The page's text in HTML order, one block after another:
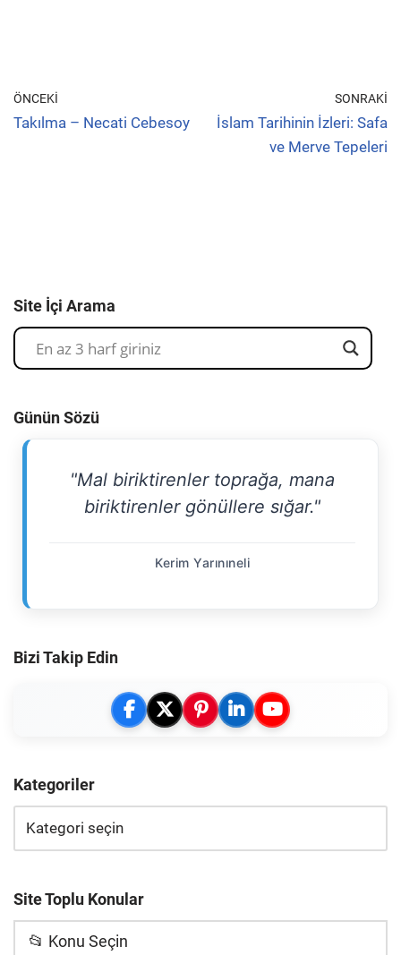
ÖNCEKI
Takılma – Necati Cebesoy
SONRAKI
İslam Tarihinin İzleri: Safa
ve Merve Tepeleri
Site İçi Arama
Günün Sözü
"Mal biriktirenler toprağa, mana
biriktirenler gönüllere sığar."
Kerim Yarınıneli
Bizi Takip Edin
Kategoriler
Site Toplu Konular
📂 Konu Seçin